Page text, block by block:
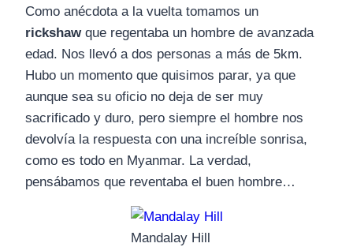
Como anécdota a la vuelta tomamos un
rickshawque regentaba un hombre de avanzada
edad. Nos llevó a dos personas a más de 5km.
Hubo un momento que quisimos parar, ya que
aunque sea su oficio no deja de ser muy
sacrificado y duro, pero siempre el hombre nos
devolvía la respuesta con una increíble sonrisa,
como es todo en Myanmar. La verdad,
pensábamos que reventaba el buen hombre…
Mandalay Hill